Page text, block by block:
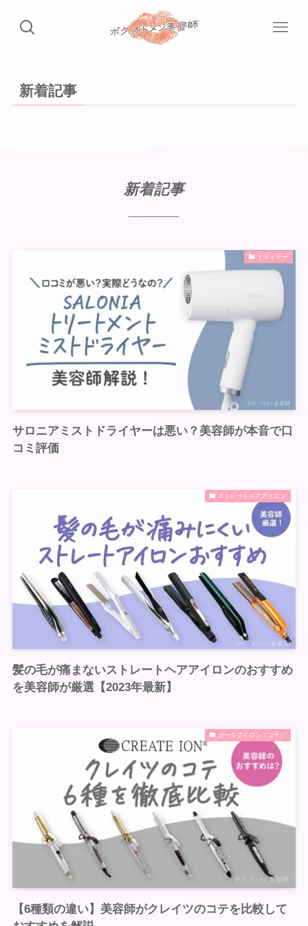
新着記事
新着記事
ドライヤー
サロニアミストドライヤーは悪い？美容師が本音で口
コミ評価
ストレートヘアアイロン
髪の毛が痛まないストレートヘアアイロンのおすすめ
を美容師が厳選【2023年最新】
カールアイロン（コテ）
【6種類の違い】美容師がクレイツのコテを比較して